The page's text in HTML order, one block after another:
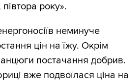
року».
неминуче
цін на їжу. Окрім
постачання добрив.
вже подвоїлася ціна на